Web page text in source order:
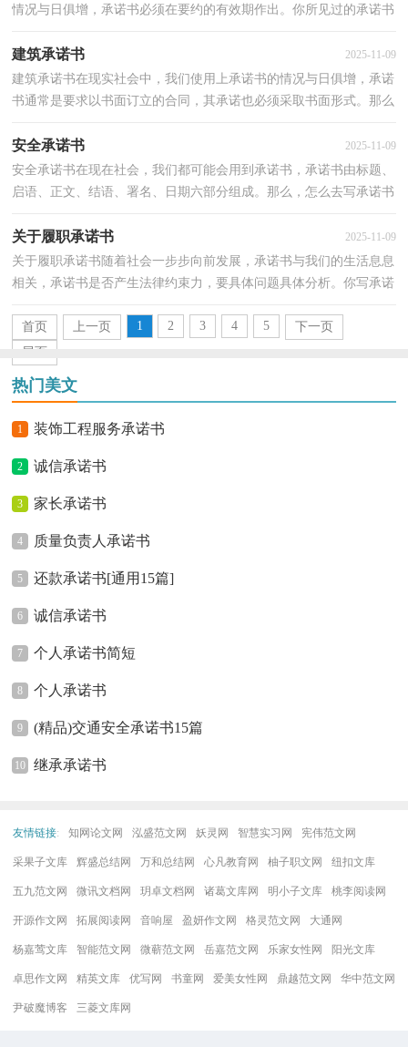
情况与日俱增，承诺书必须在要约的有效期作出。你所见过的承诺书
建筑承诺书 2025-11-09
建筑承诺书在现实社会中，我们使用上承诺书的情况与日俱增，承诺
书通常是要求以书面订立的合同，其承诺也必须采取书面形式。那么
安全承诺书 2025-11-09
安全承诺书在现在社会，我们都可能会用到承诺书，承诺书由标题、
启语、正文、结语、署名、日期六部分组成。那么，怎么去写承诺书
关于履职承诺书 2025-11-09
关于履职承诺书随着社会一步步向前发展，承诺书与我们的生活息息
相关，承诺书是否产生法律约束力，要具体问题具体分析。你写承诺
首页
上一页 1 2 3 4 5
下一页
尾页
热门美文
1 装饰工程服务承诺书
2 诚信承诺书
3 家长承诺书
4 质量负责人承诺书
5 还款承诺书[通用15篇]
6 诚信承诺书
7 个人承诺书简短
8 个人承诺书
9 (精品)交通安全承诺书15篇
10 继承承诺书
友情链接: 知网论文网 泓盛范文网 妖灵网 智慧实习网 宪伟范文网
采果子文库 辉盛总结网 万和总结网 心凡教育网 柚子职文网 纽扣文库
五九范文网 微讯文档网 玥卓文档网 诸葛文库网 明小子文库 桃李阅读网
开源作文网 拓展阅读网 音响屋 盈妍作文网 格灵范文网 大通网
杨嘉莺文库 智能范文网 微蕲范文网 岳嘉范文网 乐家女性网 阳光文库
卓思作文网 精英文库 优写网 书童网 爱美女性网 鼎越范文网 华中范文网
尹破魔博客 三菱文库网